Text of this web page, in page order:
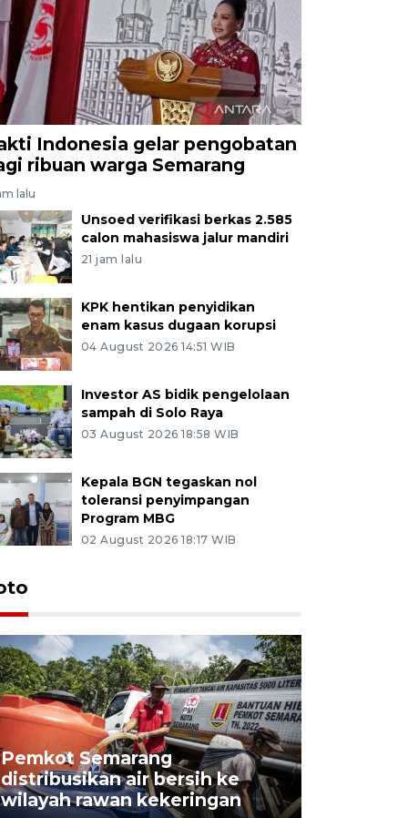
Indonesia gelar pengobatan
ribuan warga Semarang
lalu
Unsoed verifikasi berkas 2.585
calon mahasiswa jalur mandiri
21 jam lalu
KPK hentikan penyidikan
enam kasus dugaan korupsi
04 August 2026 14:51 WIB
Investor AS bidik pengelolaan
sampah di Solo Raya
03 August 2026 18:58 WIB
Kepala BGN tegaskan nol
toleransi penyimpangan
Program MBG
02 August 2026 18:17 WIB
Pemkot Semarang
distribusikan air bersih ke
wilayah rawan kekeringan